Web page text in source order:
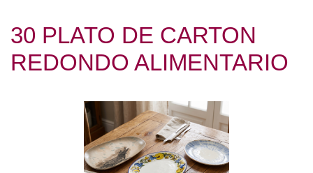
30 PLATO DE CARTON
REDONDO ALIMENTARIO